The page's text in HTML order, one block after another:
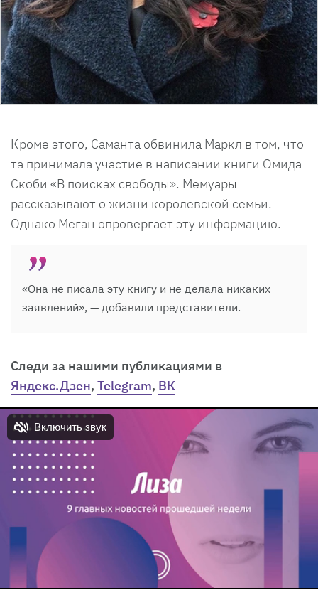
Кроме этого, Саманта обвинила Маркл в том, что
та принимала участие в написании книги Омида
Скоби «В поисках свободы». Мемуары
рассказывают о жизни королевской семьи.
Однако Меган опровергает эту информацию.
«Она не писала эту книгу и не делала никаких
заявлений», — добавили представители.
Cледи за нашими публикациями в
Яндекс.Дзен, Telegram, ВК